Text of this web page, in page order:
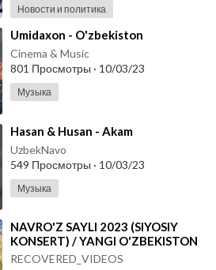
Новости и политика
⁣Umidaxon - O'zbekiston
Cinema & Music
801 Просмотры · 10/03/23
Музыка
⁣Hasan & Husan - Akam
UzbekNavo
549 Просмотры · 10/03/23
Музыка
⁣⁣NAVRO'Z SAYLI 2023 (⁣SIYOSIY
KONSERT) / YANGI O'ZBEKISTON
BOGI
RECOVERED_VIDEOS